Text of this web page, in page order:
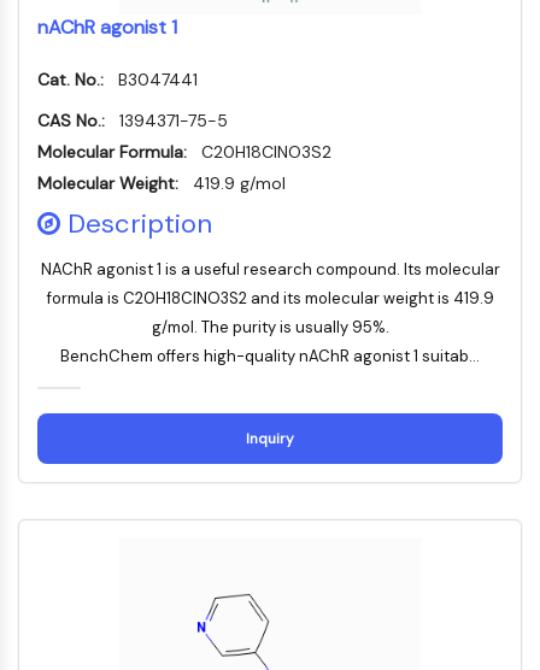
Kinase de lignée mixte
SOS1
MAP3K
MAP4K
MEK
Raf
ERK
Ras
Autophagie
Protéine Atg et apparentée à Atg
Autophagie
KINASE DE TYROSINE DE PROTÉINE/RTK
Kinase tyrosine non réceptrice
Récepteur tyrosine kinase RTK
nAChR agonist 1
Cat. No.:
B3047441
CAS No.:
1394371-75-5
Molecular Formula:
C20H18ClNO3S2
Molecular Weight:
419.9 g/mol
Description
NAChR agonist 1 is a useful research compound. Its molecular
formula is C20H18ClNO3S2 and its molecular weight is 419.9
g/mol. The purity is usually 95%.
BenchChem offers high-quality nAChR agonist 1 suitab...
Inquiry